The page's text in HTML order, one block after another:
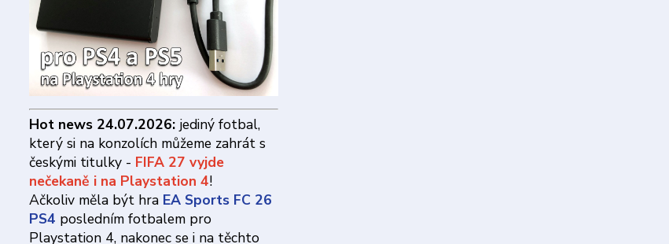
Hot news 24.07.2026: jediný fotbal,
který si na konzolích můžeme zahrát s
českými titulky - FIFA 27 vyjde
nečekaně i na Playstation 4!
Ačkoliv měla být hra EA Sports FC 26
PS4 posledním fotbalem pro
Playstation 4, nakonec se i na těchto